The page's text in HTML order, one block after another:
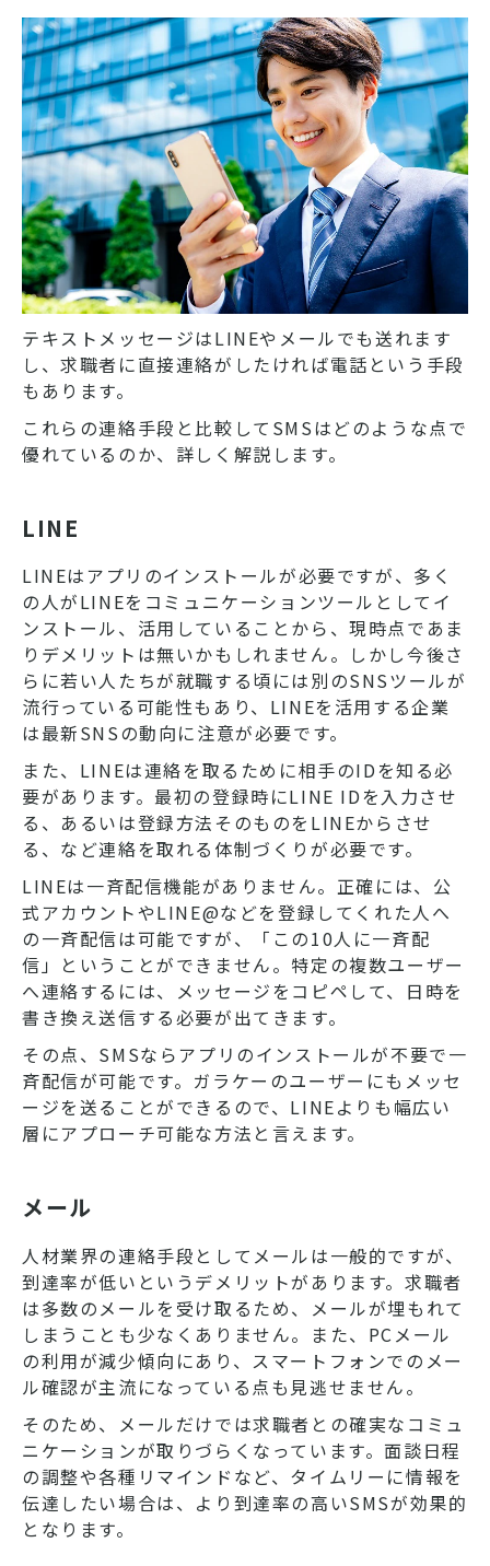
テキストメッセージはLINEやメールでも送れます
し、求職者に直接連絡がしたければ電話という手段
もあります。
これらの連絡手段と比較してSMSはどのような点で
優れているのか、詳しく解説します。
LINE
LINEはアプリのインストールが必要ですが、多く
の人がLINEをコミュニケーションツールとしてイ
ンストール、活用していることから、現時点であま
りデメリットは無いかもしれません。しかし今後さ
らに若い人たちが就職する頃には別のSNSツールが
流行っている可能性もあり、LINEを活用する企業
は最新SNSの動向に注意が必要です。
また、LINEは連絡を取るために相手のIDを知る必
要があります。最初の登録時にLINE IDを入力させ
る、あるいは登録方法そのものをLINEからさせ
る、など連絡を取れる体制づくりが必要です。
LINEは一斉配信機能がありません。正確には、公
式アカウントやLINE@などを登録してくれた人へ
の一斉配信は可能ですが、「この10人に一斉配
信」ということができません。特定の複数ユーザー
へ連絡するには、メッセージをコピペして、日時を
書き換え送信する必要が出てきます。
その点、SMSならアプリのインストールが不要で一
斉配信が可能です。ガラケーのユーザーにもメッセ
ージを送ることができるので、LINEよりも幅広い
層にアプローチ可能な方法と言えます。
メール
人材業界の連絡手段としてメールは一般的ですが、
到達率が低いというデメリットがあります。求職者
は多数のメールを受け取るため、メールが埋もれて
しまうことも少なくありません。また、PCメール
の利用が減少傾向にあり、スマートフォンでのメー
ル確認が主流になっている点も見逃せません。
そのため、メールだけでは求職者との確実なコミュ
ニケーションが取りづらくなっています。面談日程
の調整や各種リマインドなど、タイムリーに情報を
伝達したい場合は、より到達率の高いSMSが効果的
となります。